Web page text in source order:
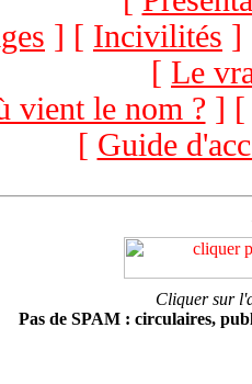
] [ Incivilités ]
[ Le
vient le nom ? ]
[ Guide
Cliquer sur
Pas de SPAM : circulaires,